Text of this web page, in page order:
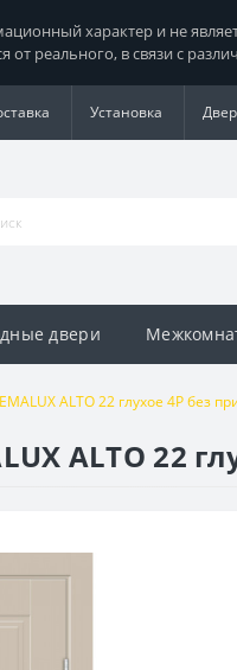
характер и не
от реального, в связи с
Установка
двери
ALTO 22 глухое 4P без
ALTO 22